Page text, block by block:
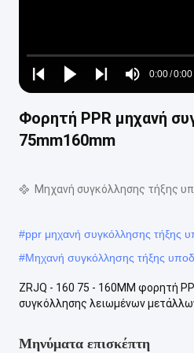
Play
Play
Play
Mute
Time
0:00/0:00
Loaded:
0%
Φορητή PPR μηχανή
75mm160mm
Μηχανή συγκόλλησης τήξης
#ppr μηχανή συγκόλλησης τήξης
#Μηχανή συγκόλλησης τήξης
ZRJQ - 160 75 - 160MM φορητή
συγκόλλησης λειωμένων
Μηνύματα επισκέπτη